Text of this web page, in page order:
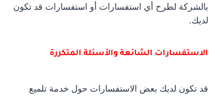
بالشركة لطرح أي استفسارات أو استفسارات قد تكون
لديك.
الاستفسارات الشائعة والأسئلة المتكررة
قد تكون لديك بعض الاستفسارات حول خدمة تلميع